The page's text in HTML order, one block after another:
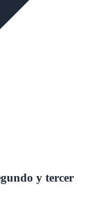
y tercer